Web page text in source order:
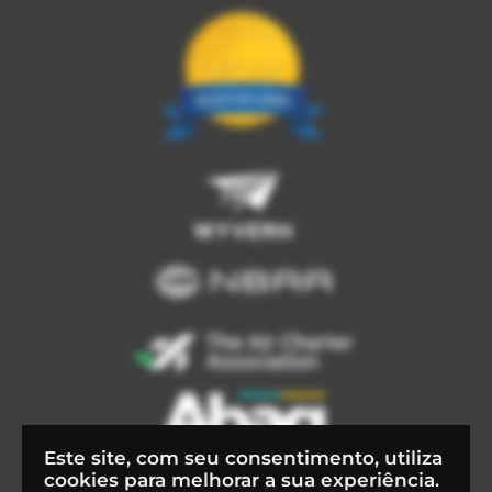
Este site, com seu consentimento, utiliza
cookies para melhorar a sua experiência.